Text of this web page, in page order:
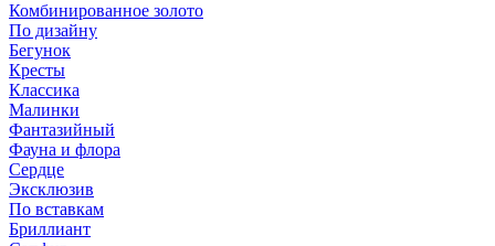
Комбинированное золото
По дизайну
Бегунок
Кресты
Классика
Малинки
Фантазийный
Фауна и флора
Сердце
Эксклюзив
По вставкам
Бриллиант